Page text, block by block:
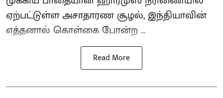
ஏற்பட்டுள்ள அசாதாரண சூழல், இந்தியாவின்
எத்தனால் கொள்கை போன்ற ...
Read More